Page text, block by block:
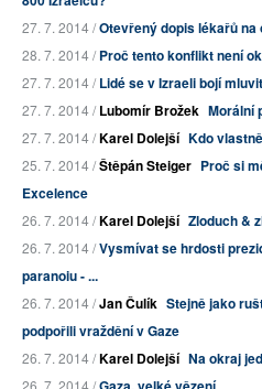
27. 7. 2014 /Otevřený dopis lékařů
28. 7. 2014 /Proč tento konflikt není
27. 7. 2014 /Lidé se v Izraeli bojí mluvit
27. 7. 2014 /Lubomír Brožek Morální
27. 7. 2014 /Karel Dolejší Kdo
25. 7. 2014 /Štěpán Steiger Proč si
Excelence
26. 7. 2014 /Karel Dolejší Zloduch &
26. 7. 2014 /Vysmívat se hrdosti
paranoiu - ...
26. 7. 2014 /Jan Čulík Stejně jako
podpořili vraždění v Gaze
26. 7. 2014 /Karel Dolejší Na okraj